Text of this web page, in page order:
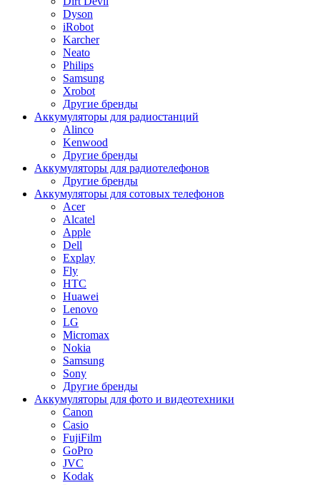
Dyson
iRobot
Karcher
Neato
Philips
Samsung
Xrobot
Другие бренды
Аккумуляторы для радиостанций
Alinco
Kenwood
Другие бренды
Аккумуляторы для радиотелефонов
Другие бренды
Аккумуляторы для сотовых телефонов
Acer
Alcatel
Apple
Dell
Explay
Fly
HTC
Huawei
Lenovo
LG
Micromax
Nokia
Samsung
Sony
Другие бренды
Аккумуляторы для фото и видеотехники
Canon
Casio
FujiFilm
GoPro
JVC
Kodak